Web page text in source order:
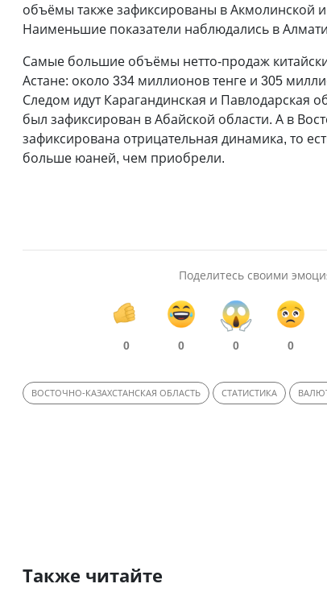
объёмы также зафиксированы в Акмолинской и
Наименьшие показатели наблюдались в
Самые большие объёмы нетто-продаж
Астане: около 334 миллионов тенге и 305
Следом идут Карагандинская и Павлодарская
был зафиксирован в Абайской области. А в
зафиксирована отрицательная динамика, то
больше юаней, чем приобрели.
Поделитесь своими
0 0 0 0
ВОСТОЧНО-КАЗАХСТАНСКАЯ ОБЛАСТЬ СТАТИСТИКА
Также читайте